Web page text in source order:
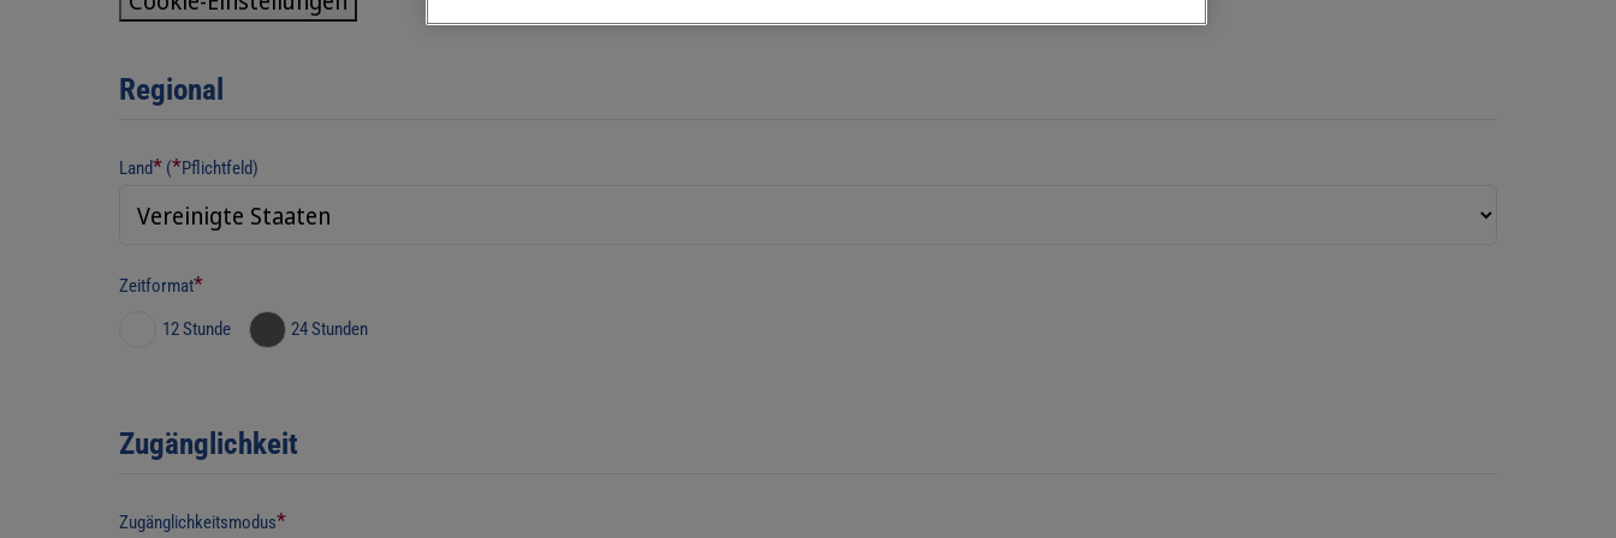
Regional
Land* (*Pflichtfeld)
Zeitformat*
12 Stunde 24 Stunden
Zugänglichkeit
Zugänglichkeitsmodus*